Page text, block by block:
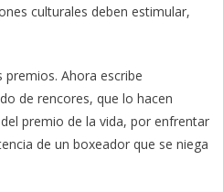
culturales deben estimular,
Ahora escribe
de rencores, que lo hacen
premio de la vida, por enfrentar
de un boxeador que se niega